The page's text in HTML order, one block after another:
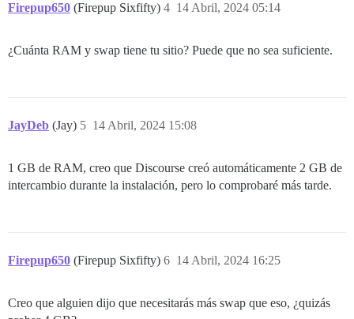
Firepup650 (Firepup Sixfifty) 14 Abril, 2024 05:14
4
¿Cuánta RAM y swap tiene tu sitio? Puede que no sea suficiente.
JayDeb (Jay) 14 Abril, 2024 15:08
5
1 GB de RAM, creo que Discourse creó automáticamente 2 GB de
intercambio durante la instalación, pero lo comprobaré más tarde.
Firepup650 (Firepup Sixfifty) 14 Abril, 2024 16:25
6
Creo que alguien dijo que necesitarás más swap que eso, ¿quizás